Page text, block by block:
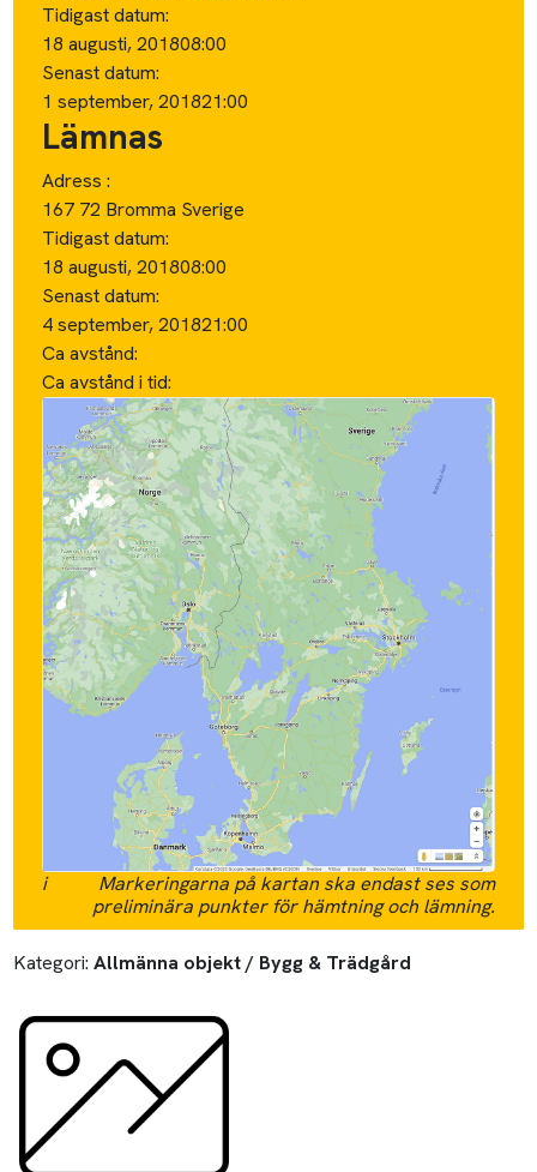
Tidigast datum:
18 augusti, 201808:00
Senast datum:
1 september, 201821:00
Lämnas
Adress :
167 72 Bromma Sverige
Tidigast datum:
18 augusti, 201808:00
Senast datum:
4 september, 201821:00
Ca avstånd:
Ca avstånd i tid:
i
Markeringarna på kartan ska endast ses som
preliminära punkter för hämtning och lämning.
Kategori: Allmänna objekt / Bygg & Trädgård